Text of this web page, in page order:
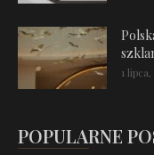
1 lipca,
POPULARNE